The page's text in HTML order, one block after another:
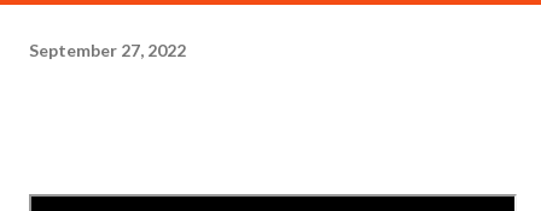
September 27, 2022